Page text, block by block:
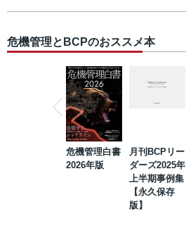
危機管理とBCPのおススメ本
危機管理白書
2026年版
月刊BCPリー
ダーズ2025年
上半期事例集
【永久保存
版】